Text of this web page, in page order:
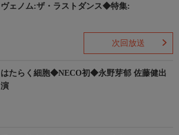
ヴェノム:ザ・ラストダンス◆特集:
次回放送
はたらく細胞◆NECO初◆永野芽郁 佐藤健出
演